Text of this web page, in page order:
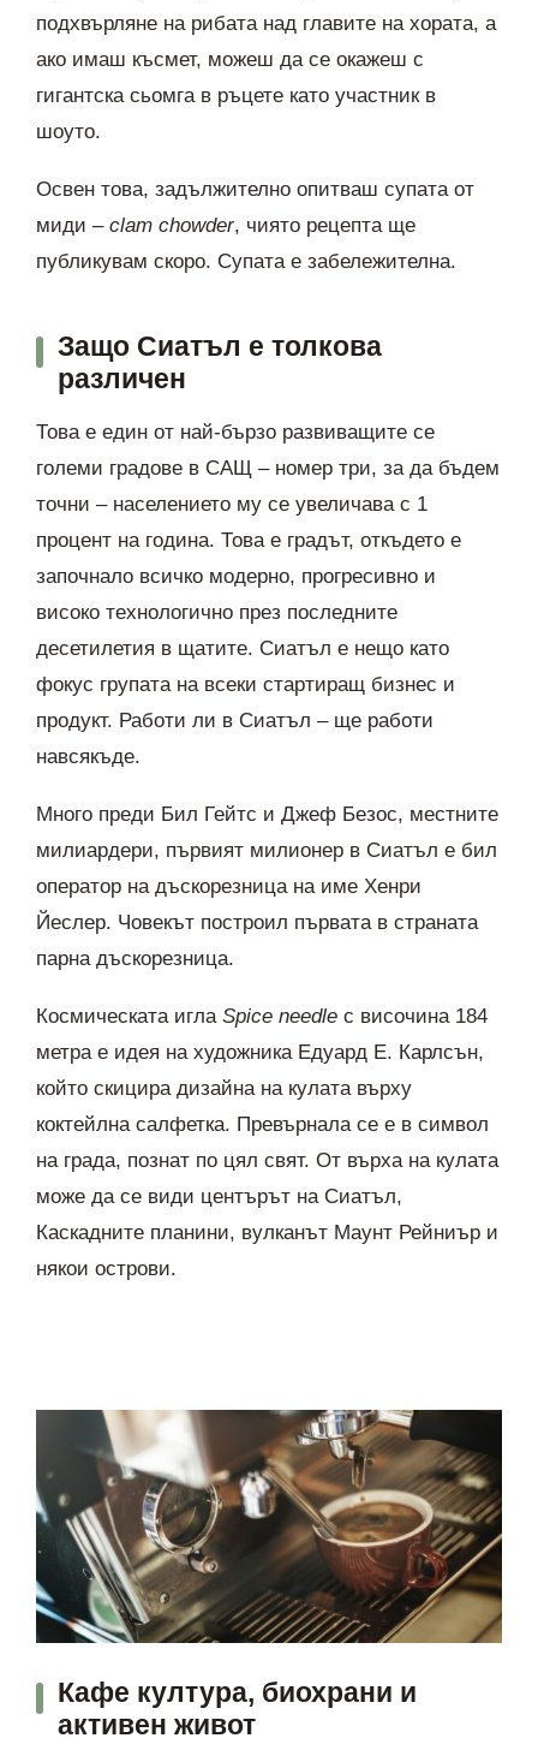
подхвърляне на рибата над главите на хората, а
ако имаш късмет, можеш да се окажеш с
гигантска сьомга в ръцете като участник в
шоуто.
Освен това, задължително опитваш супата от
миди – clam chowder, чиято рецепта ще
публикувам скоро. Супата е забележителна.
Защо Сиатъл е толкова
различен
Това е един от най-бързо развиващите се
големи градове в САЩ – номер три, за да бъдем
точни – населението му се увеличава с 1
процент на година. Това е градът, откъдето е
започнало всичко модерно, прогресивно и
високо технологично през последните
десетилетия в щатите. Сиатъл е нещо като
фокус групата на всеки стартиращ бизнес и
продукт. Работи ли в Сиатъл – ще работи
навсякъде.
Много преди Бил Гейтс и Джеф Безос, местните
милиардери, първият милионер в Сиатъл е бил
оператор на дъскорезница на име Хенри
Йеслер. Човекът построил първата в страната
парна дъскорезница.
Космическата игла Spice needle с височина 184
метра е идея на художника Едуард Е. Карлсън,
който скицира дизайна на кулата върху
коктейлна салфетка. Превърнала се е в символ
на града, познат по цял свят. От върха на кулата
може да се види центърът на Сиатъл,
Каскадните планини, вулканът Маунт Рейниър и
някои острови.
Кафе култура, биохрани и
активен живот